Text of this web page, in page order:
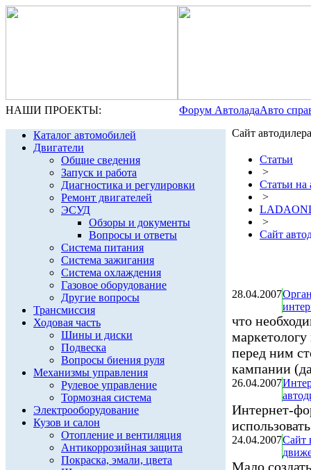
НАШИ ПРОЕКТЫ: Форум АвтоладаАвто
Каталог автомобилей
Двигатели
Общие сведения
Запуск и работа
Диагностика и регулировки
Ремонт двигателей
ЭСУД
Обзоры и документы
Вопросы и ответы
Система питания
Система зажигания
Система охлаждения
Газовое оборудование
Другие вопросы
Трансмиссия
Ходовая часть
Шины и диски
Подвеска
Вопросы биения руля
Механизмы управления
Рулевое управление
Тормозная система
Электрооборудование
Кузов и салон
Отопление и вентиляция
Антикоррозийная защита
Покраска, эмали, цвета
Сайт автодилера
Статьи
>
Статьи на
>
>
Сайт
28.04.2007
что
перед ним
кампании
26.04.2007
Интернет-
24.04.2007Сайт
Мало